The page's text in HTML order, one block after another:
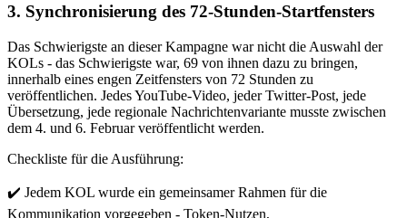
3. Synchronisierung des 72-Stunden-Startfensters
Das Schwierigste an dieser Kampagne war nicht die Auswahl der
KOLs - das Schwierigste war, 69 von ihnen dazu zu bringen,
innerhalb eines engen Zeitfensters von 72 Stunden zu
veröffentlichen. Jedes YouTube-Video, jeder Twitter-Post, jede
Übersetzung, jede regionale Nachrichtenvariante musste zwischen
dem 4. und 6. Februar veröffentlicht werden.
Checkliste für die Ausführung:
✔️ Jedem KOL wurde ein gemeinsamer Rahmen für die
Kommunikation vorgegeben - Token-Nutzen,